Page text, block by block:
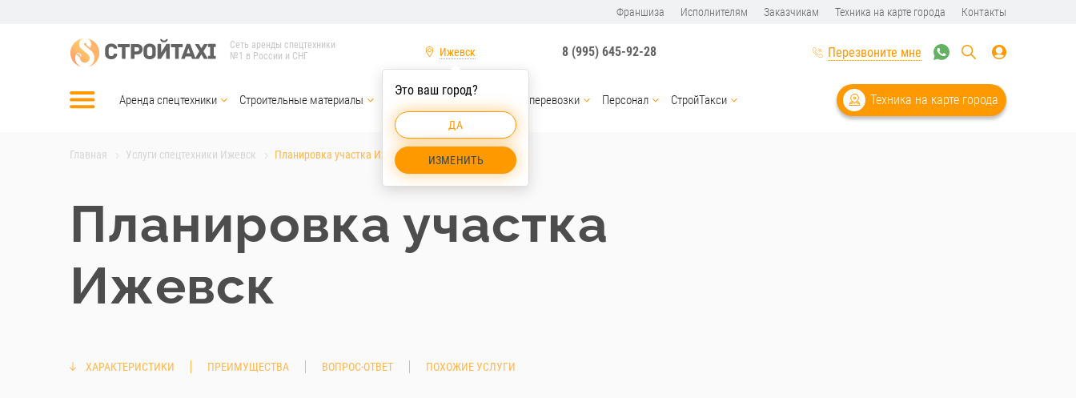
Франшиза Исполнителям Заказчикам Техника на карте города Контакты
Сеть аренды спецтехники
№1 в России и СНГ
Ижевск
Это ваш город?
ДА
ИЗМЕНИТЬ
8 (995) 645-92-28 Перезвоните мне
Аренда спецтехники Строительные материалы Услуги спецтехники Грузоперевозки Персонал СтройТакси Техника на карте города
Главная Услуги спецтехники Ижевск Планировка участка Ижевск
Планировка участка
Ижевск
ХАРАКТЕРИСТИКИ ПРЕИМУЩЕСТВА ВОПРОС-ОТВЕТ ПОХОЖИЕ УСЛУГИ